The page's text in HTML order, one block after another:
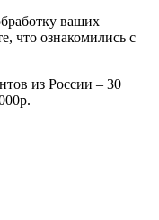
ваших
что ознакомились с
из России – 30